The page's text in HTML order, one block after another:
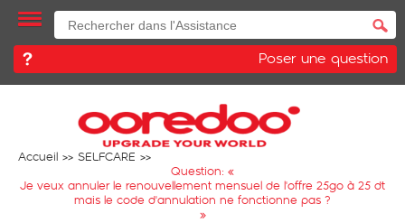
Poser une question
Accueil
SELFCARE
Question: «
Je veux annuler le renouvellement mensuel de l'offre 25go à 25 dt
mais le code d'annulation ne fonctionne pas ?
»